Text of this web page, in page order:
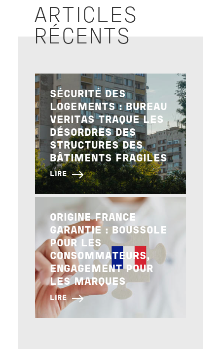
ARTICLES
RÉCENTS
Image
SÉCURITÉ DES
LOGEMENTS : BUREAU
VERITAS TRAQUE LES
DÉSORDRES DES
STRUCTURES DES
BÂTIMENTS FRAGILES
LIRE
ORIGINE FRANCE
GARANTIE : BOUSSOLE
POUR LES
CONSOMMATEURS,
ENGAGEMENT POUR
LES MARQUES
LIRE